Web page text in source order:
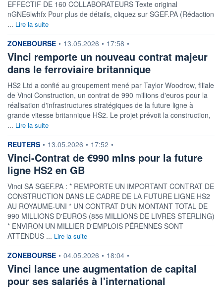
EFFECTIF DE 160 COLLABORATEURS Texte original
nGNE6lwhfx Pour plus de détails, cliquez sur SGEF.PA (Rédaction
... Lire la suite
information fournie par
ZONEBOURSE • 13.05.2026 • 17:58 •
Vinci remporte un nouveau contrat majeur
dans le ferroviaire britannique
HS2 Ltd a confié au groupement mené par Taylor Woodrow, filiale
de Vinci Construction, un contrat de 990 millions d'euros pour la
réalisation d'infrastructures stratégiques de la future ligne à
grande vitesse britannique HS2. Le projet prévoit la construction,
... Lire la suite
information fournie par
REUTERS • 13.05.2026 • 17:52 •
Vinci-Contrat de €990 mlns pour la future
ligne HS2 en GB
Vinci SA SGEF.PA : * REMPORTE UN IMPORTANT CONTRAT DE
CONSTRUCTION DANS LE CADRE DE LA FUTURE LIGNE HS2
AU ROYAUME-UNI * UN CONTRAT D'UN MONTANT TOTAL DE
990 MILLIONS D'EUROS (856 MILLIONS DE LIVRES STERLING)
* ENVIRON UN MILLIER D'EMPLOIS PÉRENNES SONT
ATTENDUS ... Lire la suite
information fournie par
ZONEBOURSE • 04.05.2026 • 18:04 •
Vinci lance une augmentation de capital
pour ses salariés à l'international